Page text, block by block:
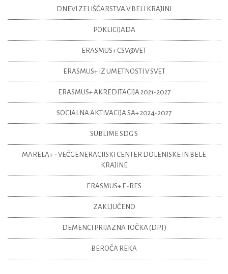
DNEVI ZELIŠČARSTVA V BELI KRAJINI
POKLICIJADA
ERASMUS+ CSV@VET
ERASMUS+ IZ UMETNOSTI V SVET
ERASMUS+ AKREDITACIJA 2021-2027
SOCIALNA AKTIVACIJA SA+ 2024-2027
SUBLIME SDG'S
MARELA+ - VEČGENERACIJSKI CENTER DOLENJSKE IN BELE
KRAJINE
ERASMUS+ E-RES
ZAKLJUČENO
DEMENCI PRIJAZNA TOČKA (DPT)
BEROČA REKA